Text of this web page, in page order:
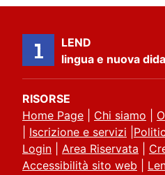
LEND
lingua e nuova
RISORSE
Home Page
Chi siamo
Iscrizione e servizi
Login
Area Riservata
Accessibilità sito web